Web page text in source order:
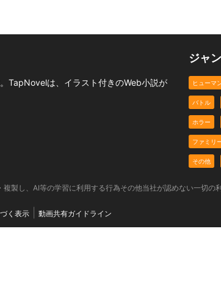
TapNovelは、イラスト付きのWeb小説が
ジャ
ヒューマ
バトル
ホラー
ファミリ
その他
し、AI等の学習に利用する行為その他当社が認めない一切の
く表示 動画共有ガイドライン